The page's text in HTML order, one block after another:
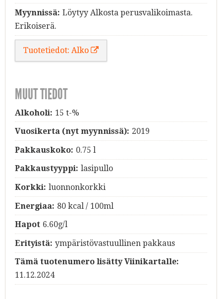
Myynnissä: Löytyy Alkosta perusvalikoimasta.
Erikoiserä.
Tuotetiedot: Alko
MUUT TIEDOT
Alkoholi: 15 t-%
Vuosikerta (nyt myynnissä): 2019
Pakkauskoko: 0.75 l
Pakkaustyyppi: lasipullo
Korkki: luonnonkorkki
Energiaa: 80 kcal / 100ml
Hapot 6.60g/l
Erityistä: ympäristövastuullinen pakkaus
Tämä tuotenumero lisätty Viinikartalle:
11.12.2024